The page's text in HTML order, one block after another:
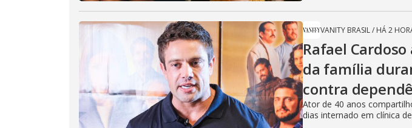
VANITY BRASIL/ HÁ 2
Rafael
da família
contra
Ator de 40 anos
dias internado em clínica